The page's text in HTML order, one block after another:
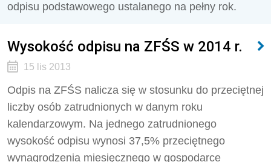
odpisu podstawowego ustalanego na pełny rok.
Wysokość odpisu na ZFŚS w 2014 r.
15 lis 2013
Odpis na ZFŚS nalicza się w stosunku do przeciętnej
liczby osób zatrudnionych w danym roku
kalendarzowym. Na jednego zatrudnionego
wysokość odpisu wynosi 37,5% przeciętnego
wynagrodzenia miesięcznego w gospodarce